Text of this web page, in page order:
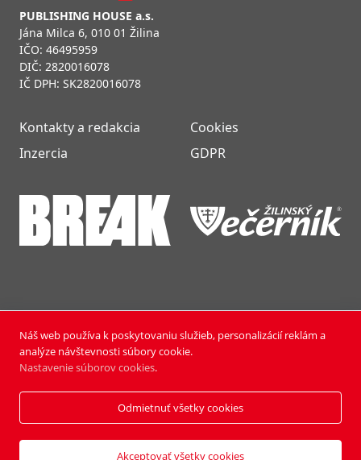
PUBLISHING HOUSE a.s.
Jána Milca 6, 010 01 Žilina
IČO: 46495959
DIČ: 2820016078
IČ DPH: SK2820016078
Kontakty a redakcia
Inzercia
Cookies
GDPR
NOVÝ ČAS NEDEĽA © 2024 | PUBLISHING HOUSE, a.s.,
Všetky práva vyhradené.
Vyrobili:Pixmark
Náš web používa k poskytovaniu služieb, personalizácií reklám a
analýze návštevnosti súbory cookie.
Nastavenie súborov cookies.
Odmietnuť všetky cookies
Akceptovať všetky cookies